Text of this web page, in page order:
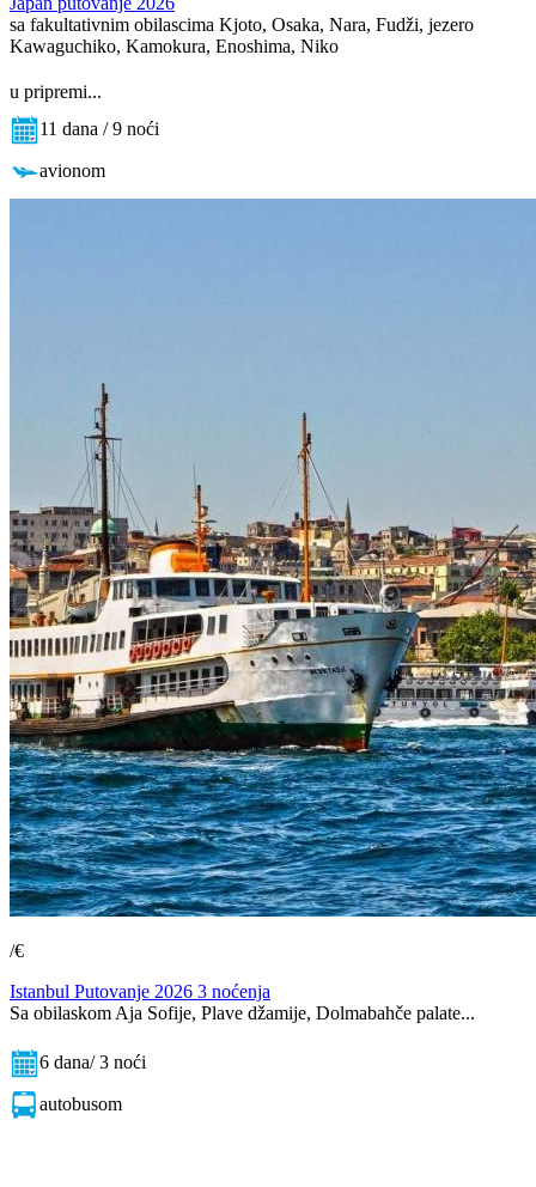
sa fakultativnim obilascima Kjoto, Osaka, Nara, Fudži, jezero
Kawaguchiko, Kamokura, Enoshima, Niko
u pripremi...
11 dana / 9 noći
avionom
/€
Istanbul Putovanje 2026 3 noćenja
Sa obilaskom Aja Sofije, Plave džamije, Dolmabahče palate...
6 dana/ 3 noći
autobusom